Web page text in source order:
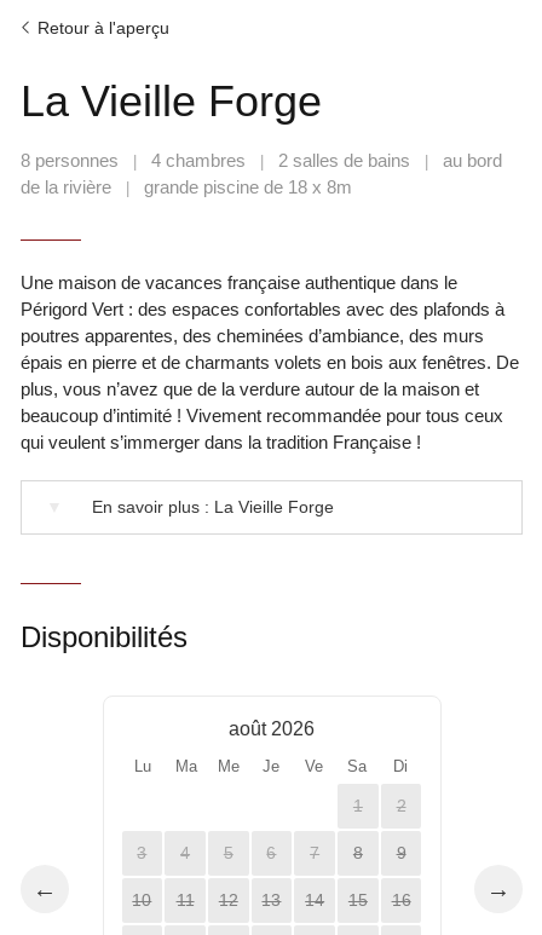
Retour à l'aperçu
La Vieille Forge
8 personnes | 4 chambres | 2 salles de bains |
au bord
de la rivière
| grande piscine de 18 x 8m
Une maison de vacances française authentique dans le
Périgord Vert : des espaces confortables avec des plafonds à
poutres apparentes, des cheminées d’ambiance, des murs
épais en pierre et de charmants volets en bois aux fenêtres. De
plus, vous n’avez que de la verdure autour de la maison et
beaucoup d’intimité ! Vivement recommandée pour tous ceux
qui veulent s’immerger dans la tradition Française !
En savoir plus : La Vieille Forge
Disponibilités
←
août 2026
Lu Ma Me Je Ve Sa Di
1 2
3 4 5 6 7 8 9
10 11 12 13 14 15 16 →